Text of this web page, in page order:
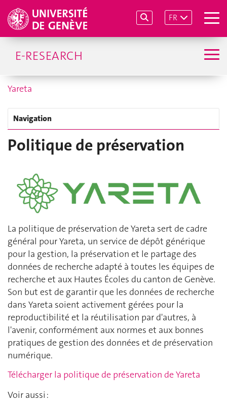
FR
E-RESEARCH
Yareta
Navigation
Politique de préservation
La politique de préservation de Yareta sert de cadre
général pour Yareta, un service de dépôt générique
pour la gestion, la préservation et le partage des
données de recherche adapté à toutes les équipes de
recherche et aux Hautes Écoles du canton de Genève.
Son but est de garantir que les données de recherche
dans Yareta soient activement gérées pour la
reproductibilité et la réutilisation par d'autres, à
l'avenir, conformément aux normes et aux bonnes
pratiques de gestion des données et de préservation
numérique.
Télécharger la politique de préservation de Yareta
Voir aussi :